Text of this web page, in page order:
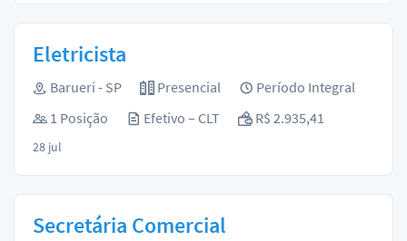
Eletricista
Barueri - SP Presencial
Período Integral
1 Posição
Efetivo – CLT R$ 2.935,41
28 jul
Secretária Comercial